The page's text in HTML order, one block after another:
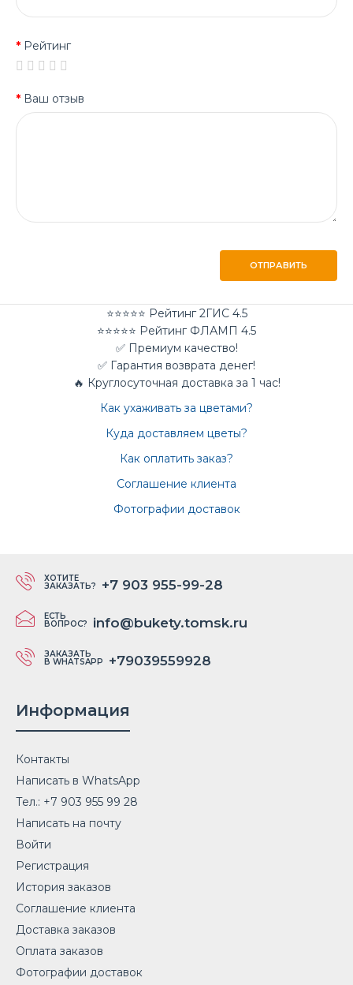
Рейтинг
Ваш отзыв
ОТПРАВИТЬ
⭐⭐⭐⭐⭐ Рейтинг 2ГИС 4.5
⭐⭐⭐⭐⭐ Рейтинг ФЛАМП 4.5
✅ Премиум качество!
✅ Гарантия возврата денег!
🔥 Круглосуточная доставка за 1 час!
Как ухаживать за цветами?
Куда доставляем цветы?
Как оплатить заказ?
Соглашение клиента
Фотографии доставок
ХОТИТЕ
ЗАКАЗАТЬ? +7 903 955-99-28
ЕСТЬ
ВОПРОС? info@bukety.tomsk.ru
ЗАКАЗАТЬ
В WHATSAPP +79039559928
Информация
Контакты
Написать в WhatsApp
Тел.: +7 903 955 99 28
Написать на почту
Войти
Регистрация
История заказов
Соглашение клиента
Доставка заказов
Оплата заказов
Фотографии доставок